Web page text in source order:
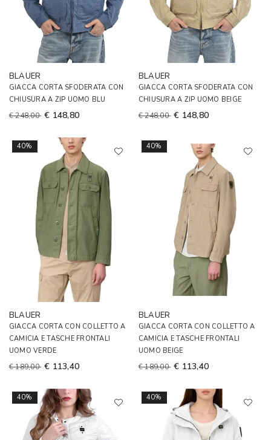
BLAUER
GIACCA CORTA SFODERATA CON
CHIUSURA A ZIP UOMO BLU
€ 248,00 € 148,80
BLAUER
GIACCA CORTA SFODERATA CON
CHIUSURA A ZIP UOMO BEIGE
€ 248,00 € 148,80
40%
BLAUER
GIACCA CORTA CON COLLETTO A
CAMICIA E TASCHE FRONTALI
UOMO VERDE
€ 189,00 € 113,40
40%
BLAUER
GIACCA CORTA CON COLLETTO A
CAMICIA E TASCHE FRONTALI
UOMO BEIGE
€ 189,00 € 113,40
40% 40%